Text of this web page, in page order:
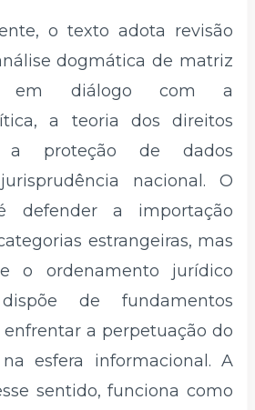
o texto adota revisão
dogmática de matriz
em diálogo com a
a teoria dos direitos
a proteção de dados
nacional. O
defender a importação
estrangeiras, mas
o ordenamento jurídico
de fundamentos
a perpetuação do
esfera informacional. A
sentido, funciona como